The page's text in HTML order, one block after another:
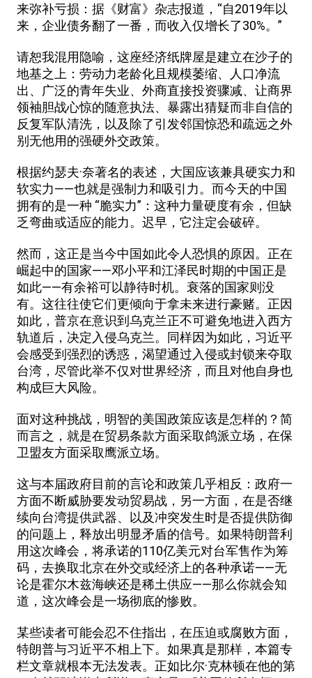
来弥补亏损：据《财富》杂志报道，“自2019年以
来，企业债务翻了一番，而收入仅增长了30%。”
请恕我混用隐喻，这座经济纸牌屋是建立在沙子的
地基之上：劳动力老龄化且规模萎缩、人口净流
出、广泛的青年失业、外商直接投资骤减、让商界
领袖胆战心惊的随意执法、暴露出猜疑而非自信的
反复军队清洗，以及除了引发邻国惊恐和疏远之外
别无他用的强硬外交政策。
根据约瑟夫·奈著名的表述，大国应该兼具硬实力和
软实力——也就是强制力和吸引力。而今天的中国
拥有的是一种 “脆实力”：这种力量硬度有余，但缺
乏弯曲或适应的能力。迟早，它注定会破碎。
然而，这正是当今中国如此令人恐惧的原因。正在
崛起中的国家——邓小平和江泽民时期的中国正是
如此——有余裕可以静待时机。衰落的国家则没
有。这往往使它们更倾向于拿未来进行豪赌。正因
如此，普京在意识到乌克兰正不可避免地进入西方
轨道后，决定入侵乌克兰。同样因为如此，习近平
会感受到强烈的诱惑，渴望通过入侵或封锁来夺取
台湾，尽管此举不仅对世界经济，而且对他自身也
构成巨大风险。
面对这种挑战，明智的美国政策应该是怎样的？简
而言之，就是在贸易条款方面采取鸽派立场，在保
卫盟友方面采取鹰派立场。
这与本届政府目前的言论和政策几乎相反：政府一
方面不断威胁要发动贸易战，另一方面，在是否继
续向台湾提供武器、以及冲突发生时是否提供防御
的问题上，释放出明显矛盾的信号。如果特朗普利
用这次峰会，将承诺的110亿美元对台军售作为筹
码，去换取北京在外交或经济上的各种承诺——无
论是霍尔木兹海峡还是稀土供应——那么你就会知
道，这次峰会是一场彻底的惨败。
某些读者可能会忍不住指出，在压迫或腐败方面，
特朗普与习近平不相上下。如果真是那样，本篇专
栏文章就根本无法发表。正如比尔·克林顿在他的第